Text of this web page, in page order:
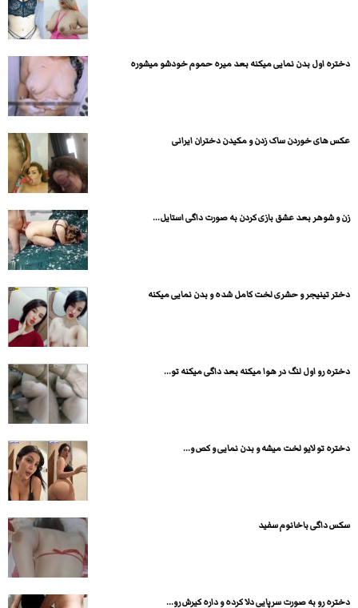
دختره اول بدن نمایی میکنه بعد میره حموم خودشو میشوره
عکس های خوردن ساک زدن و مکیدن دختران ایرانی
زن و شوهر بعد عشق بازی کردن به صورت داگی استایل...
دختر تینیجر و حشری لخت کامل شده و بدن نمایی میکنه
دختره رو اول لنگ در هوا میکنه بعد داگی میکنه تو...
دختره تو لایو لخت میشه و بدن نمایی و کص و...
سکس داگی باخانوم سفید
دختره رو به صورت سرپایی دلا کرده و داره کیرش رو...